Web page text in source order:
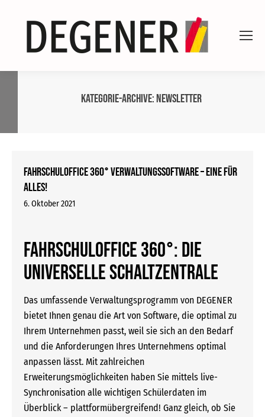
Kategorie-Archive:Newsletter
FAHRSCHULOFFICE 360° Verwaltungssoftware – eine für
alles!
6. Oktober 2021
FAHRSCHULOFFICE 360°: DIE
UNIVERSELLE SCHALTZENTRALE
Das umfassende Verwaltungsprogramm von DEGENER
bietet Ihnen genau die Art von Software, die optimal zu
Ihrem Unternehmen passt, weil sie sich an den Bedarf
und die Anforderungen Ihres Unternehmens optimal
anpassen lässt. Mit zahlreichen
Erweiterungsmöglichkeiten haben Sie mittels live-
Synchronisation alle wichtigen Schülerdaten im
Überblick – plattformübergreifend! Ganz gleich, ob Sie